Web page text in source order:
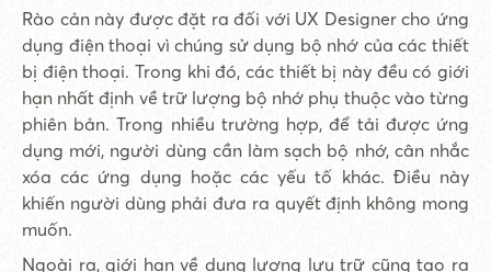
Rào cản này được đặt ra đối với UX Designer cho ứng
dụng điện thoại vì chúng sử dụng bộ nhớ của các thiết
bị điện thoại. Trong khi đó, các thiết bị này đều có giới
hạn nhất định về trữ lượng bộ nhớ phụ thuộc vào từng
phiên bản. Trong nhiều trường hợp, để tải được ứng
dụng mới, người dùng cần làm sạch bộ nhớ, cân nhắc
xóa các ứng dụng hoặc các yếu tố khác. Điều này
khiến người dùng phải đưa ra quyết định không mong
muốn.
Ngoài ra, giới hạn về dung lượng lưu trữ cũng tạo ra